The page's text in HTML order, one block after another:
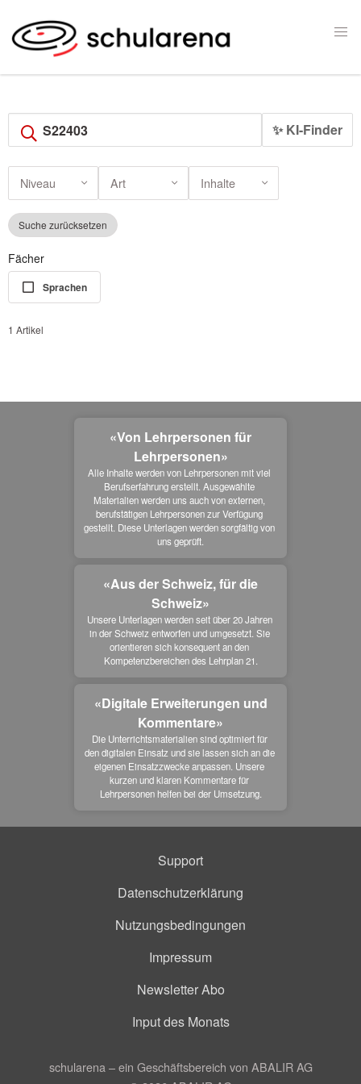
✨ KI-Finder
Niveau Art Inhalte
Suche zurücksetzen
Fächer
Sprachen
1 Artikel
«Von Lehrpersonen für
Lehrpersonen»
Alle Inhalte werden von Lehrpersonen mit viel
Berufserfahrung erstellt. Ausgewählte
Materialien werden uns auch von externen,
berufstätigen Lehrpersonen zur Verfügung
gestellt. Diese Unterlagen werden sorgfältig von
uns geprüft.
«Aus der Schweiz, für die
Schweiz»
Unsere Unterlagen werden seit über 20 Jahren
in der Schweiz entworfen und umgesetzt. Sie
orientieren sich konsequent an den
Kompetenzbereichen des Lehrplan 21.
«Digitale Erweiterungen und
Kommentare»
Die Unterrichtsmaterialien sind optimiert für
den digitalen Einsatz und sie lassen sich an die
eigenen Einsatzzwecke anpassen. Unsere
kurzen und klaren Kommentare für
Lehrpersonen helfen bei der Umsetzung.
Support
Datenschutzerklärung
Nutzungsbedingungen
Impressum
Newsletter Abo
Input des Monats
schularena – ein Geschäftsbereich von ABALIR AG